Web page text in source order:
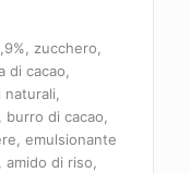
zucchero,
di cacao,
naturali,
burro di cacao,
emulsionante
amido di riso,